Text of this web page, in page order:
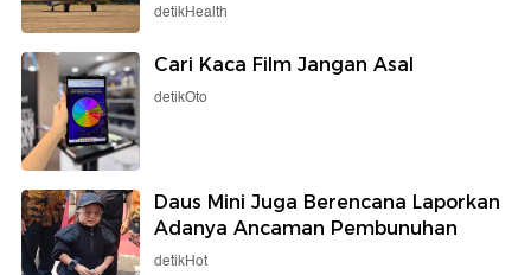
detikHealth
Cari Kaca Film Jangan Asal
detikOto
Daus Mini Juga Berencana Laporkan
Adanya Ancaman Pembunuhan
detikHot